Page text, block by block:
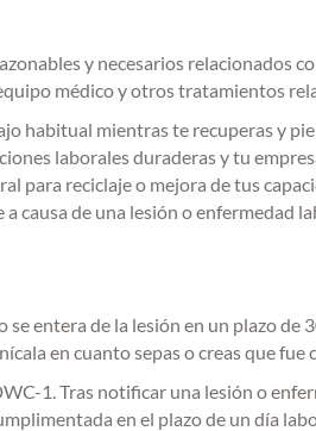
y necesarios relacionados
médico y otros tratamientos
habitual mientras te recuperas y
laborales duraderas y tu
para reciclaje o mejora de tus
causa de una lesión o enfermedad
entera de la lesión en un plazo de
en cuanto sepas o creas que fue
1. Tras notificar una lesión o
en el plazo de un día